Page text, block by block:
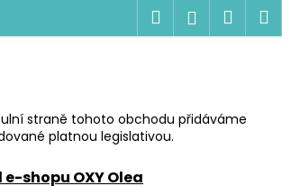
Hledat
straně tohoto obchodu přidáváme
platnou legislativou.
shopu OXY Olea